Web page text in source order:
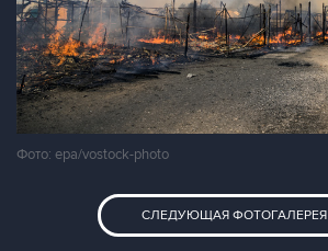
Фото: epa/vostock-photo
СЛЕДУЮЩАЯ ФОТОГАЛЕРЕЯ